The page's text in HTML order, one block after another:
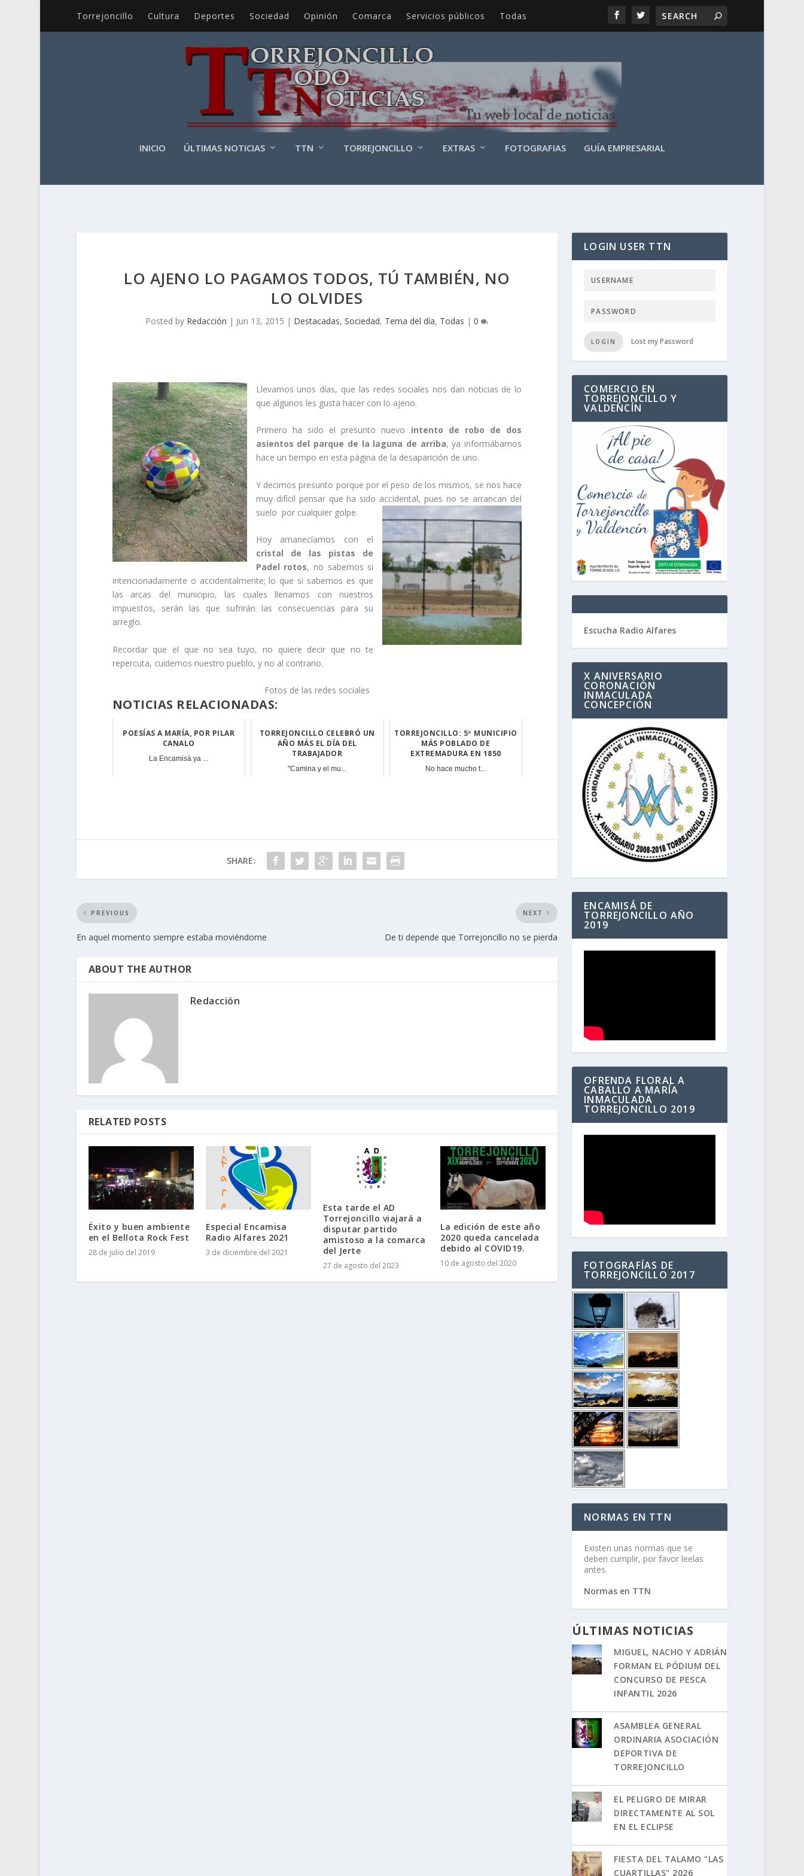
Torrejoncillo Cultura Deportes Sociedad Opinión Comarca Servicios públicos Todas
INICIO ÚLTIMAS NOTICIAS TTN TORREJONCILLO EXTRAS FOTOGRAFIAS GUÍA EMPRESARIAL
LO AJENO LO PAGAMOS TODOS, TÚ TAMBIÉN, NO
LO OLVIDES
Posted by Redacción | Jun 13, 2015 | Destacadas,Sociedad, Tema del día, Todas |0
Llevamos unos días, que las redes sociales nos dan noticias de lo
que algunos les gusta hacer con lo ajeno.
Primero ha sido el presunto nuevo intento de robo de dos
asientos del parque de la laguna de arriba, ya informábamos
hace un tiempo en esta página de la desaparición de uno.
Y decimos presunto porque por el peso de los mismos, se nos hace
muy difícil pensar que ha sido accidental, pues no se arrancan del
suelo por cualquier golpe.
Hoy amanecíamos con el
cristal de las pistas de
Padel rotos, no sabemos si
intencionadamente o accidentalmente; lo que si sabemos es que
las arcas del municipio, las cuales llenamos con nuestros
impuestos, serán las que sufrirán las consecuencias para su
arreglo.
Recordar que el que no sea tuyo, no quiere decir que no te
repercuta, cuidemos nuestro pueblo, y no al contrario.
Fotos de las redes sociales
NOTICIAS RELACIONADAS:
POESÍAS A MARÍA, POR PILAR
CANALO
La Encamisá ya ...
TORREJONCILLO CELEBRÓ UN
AÑO MÁS EL DÍA DEL
TRABAJADOR
"Camina y el mu...
TORREJONCILLO: 5º MUNICIPIO
MÁS POBLADO DE
EXTREMADURA EN 1850
No hace mucho t...
SHARE:
PREVIOUS
En aquel momento siempre estaba moviéndome
NEXT
De ti depende que Torrejoncillo no se pierda
ABOUT THE AUTHOR
Redacción
RELATED POSTS
Éxito y buen ambiente
en el Bellota Rock Fest
28 de julio del 2019
Especial Encamisa
Radio Alfares 2021
3 de diciembre del 2021
Esta tarde el AD
Torrejoncillo viajará a
disputar partido
amistoso a la comarca
del Jerte
27 de agosto del 2023
La edición de este año
2020 queda cancelada
debido al COVID19.
10 de agosto del 2020
LOGIN USER TTN
LOGIN Lost my Password
COMERCIO EN
TORREJONCILLO Y
VALDENCÍN
Escucha Radio Alfares
X ANIVERSARIO
CORONACIÓN
INMACULADA
CONCEPCIÓN
ENCAMISÁ DE
TORREJONCILLO AÑO
2019
OFRENDA FLORAL A
CABALLO A MARÍA
INMACULADA
TORREJONCILLO 2019
FOTOGRAFÍAS DE
TORREJONCILLO 2017
NORMAS EN TTN
Existen unas normas que se
deben cumplir, por favor leelas
antes.
Normas en TTN
ÚLTIMAS NOTICIAS
MIGUEL, NACHO Y ADRIÁN
FORMAN EL PÓDIUM DEL
CONCURSO DE PESCA
INFANTIL 2026
ASAMBLEA GENERAL
ORDINARIA ASOCIACIÓN
DEPORTIVA DE
TORREJONCILLO
EL PELIGRO DE MIRAR
DIRECTAMENTE AL SOL
EN EL ECLIPSE
FIESTA DEL TALAMO "LAS
CUARTILLAS" 2026